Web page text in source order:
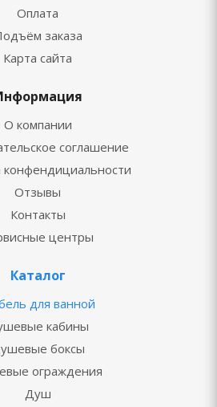
Оплата
заказа
Карта сайта
О компании
соглашение
конфендициальности
Отзывы
Контакты
центры
Каталог
для ванной
кабины
боксы
ограждения
Душ